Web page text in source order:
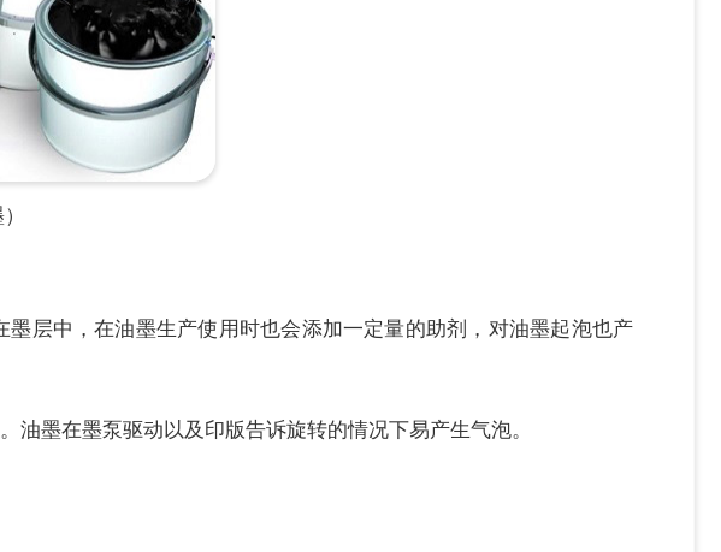
层中，在油墨生产使用时也会添加一定量的助剂，对油墨起泡也产
墨在墨泵驱动以及印版告诉旋转的情况下易产生气泡。